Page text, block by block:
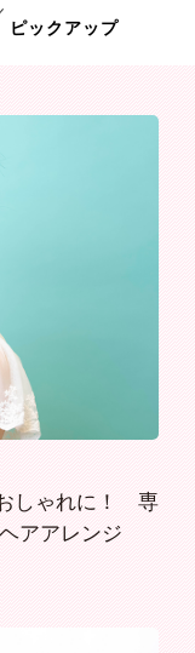
ピックアップ
しゃれに！ 専
アアレンジ